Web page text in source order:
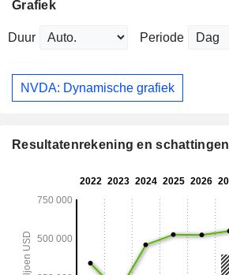
Grafiek
Duur Periode
NVDA: Dynamische grafiek
Resultatenrekening en schattingen